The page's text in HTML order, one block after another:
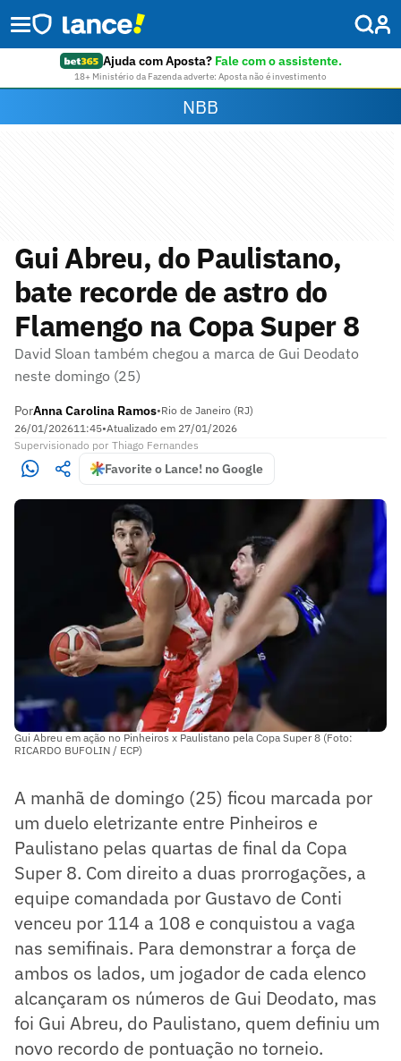
Ajuda com Aposta? Fale com o assistente.
18+ Ministério da Fazenda adverte: Aposta não é investimento
NBB
Gui Abreu, do Paulistano,
bate recorde de astro do
Flamengo na Copa Super 8
David Sloan também chegou a marca de Gui Deodato
neste domingo (25)
PorAnna Carolina Ramos•Rio de Janeiro (RJ)
26/01/202611:45•Atualizado em 27/01/2026
Supervisionado por Thiago Fernandes
Favorite o Lance! no Google
Gui Abreu em ação no Pinheiros x Paulistano pela Copa Super 8 (Foto:
RICARDO BUFOLIN / ECP)
A manhã de domingo (25) ficou marcada por
um duelo eletrizante entre Pinheiros e
Paulistano pelas quartas de final da Copa
Super 8. Com direito a duas prorrogações, a
equipe comandada por Gustavo de Conti
venceu por 114 a 108 e conquistou a vaga
nas semifinais. Para demonstrar a força de
ambos os lados, um jogador de cada elenco
alcançaram os números de Gui Deodato, mas
foi Gui Abreu, do Paulistano, quem definiu um
novo recordo de pontuação no torneio.